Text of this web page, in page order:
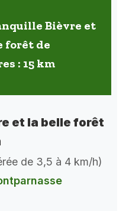
Bièvre et
forêt de
: 15 km
et la belle forêt
de 3,5 à 4 km/h)